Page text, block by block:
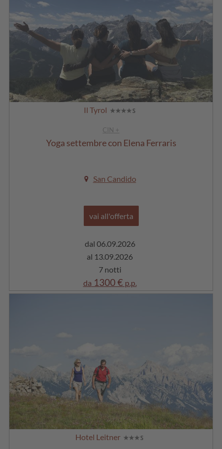
Il Tyrol
CIN +
Yoga settembre con Elena Ferraris
San Candido
vai all'offerta
dal 06.09.2026
al 13.09.2026
7 notti
da 1300 € p.p.
Hotel Leitner